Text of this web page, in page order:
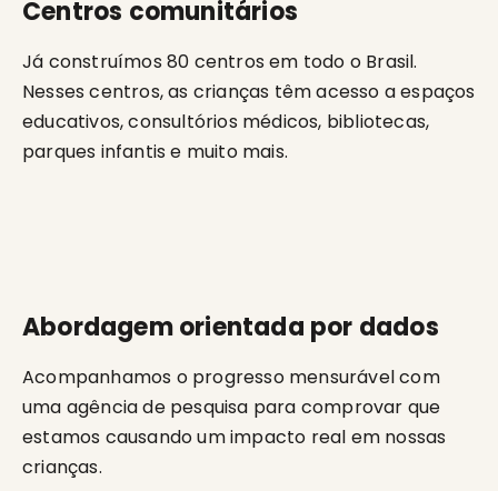
Centros comunitários
Já construímos 80 centros em todo o Brasil.
Nesses centros, as crianças têm acesso a espaços
educativos, consultórios médicos, bibliotecas,
parques infantis e muito mais.
Abordagem orientada por dados
Acompanhamos o progresso mensurável com
uma agência de pesquisa para comprovar que
estamos causando um impacto real em nossas
crianças.